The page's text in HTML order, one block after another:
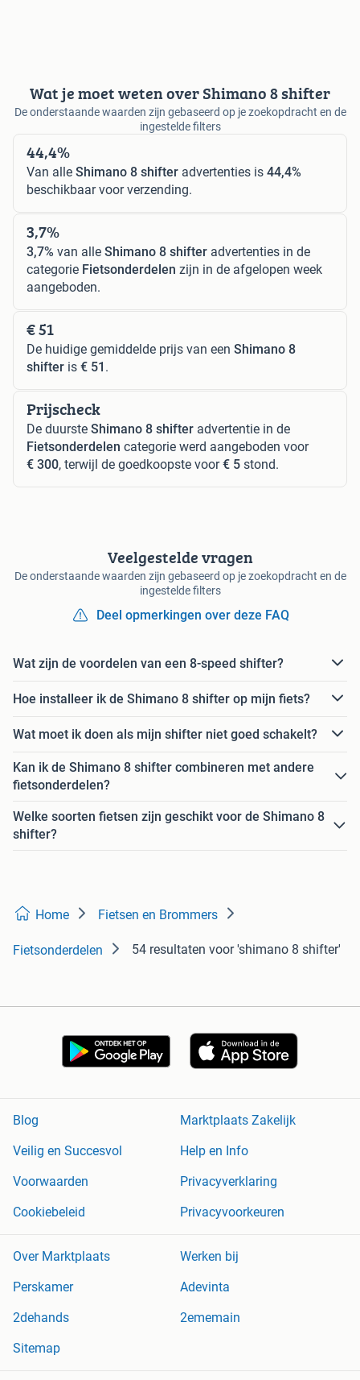
Wat je moet weten over Shimano 8 shifter
De onderstaande waarden zijn gebaseerd op je zoekopdracht en de
ingestelde filters
44,4%
Van alle Shimano 8 shifter advertenties is 44,4%
beschikbaar voor verzending.
3,7%
3,7% van alle Shimano 8 shifter advertenties in de
categorie Fietsonderdelen zijn in de afgelopen week
aangeboden.
€ 51
De huidige gemiddelde prijs van een Shimano 8
shifter is € 51 .
Prijscheck
De duurste Shimano 8 shifter advertentie in de
Fietsonderdelen categorie werd aangeboden voor
€ 300, terwijl de goedkoopste voor€ 5 stond.
Veelgestelde vragen
De onderstaande waarden zijn gebaseerd op je zoekopdracht en de
ingestelde filters
Deel opmerkingen over deze FAQ
Wat zijn de voordelen van een 8-speed shifter?
Hoe installeer ik de Shimano 8 shifter op mijn fiets?
Wat moet ik doen als mijn shifter niet goed schakelt?
Kan ik de Shimano 8 shifter combineren met andere
fietsonderdelen?
Welke soorten fietsen zijn geschikt voor de Shimano 8
shifter?
Home Fietsen en Brommers
Fietsonderdelen 54 resultaten voor 'shimano 8 shifter'
Blog
Marktplaats Zakelijk
Veilig en Succesvol
Help en Info
Voorwaarden
Privacyverklaring
Cookiebeleid
Privacyvoorkeuren
Over Marktplaats
Werken bij
Perskamer
Adevinta
2dehands
2ememain
Sitemap